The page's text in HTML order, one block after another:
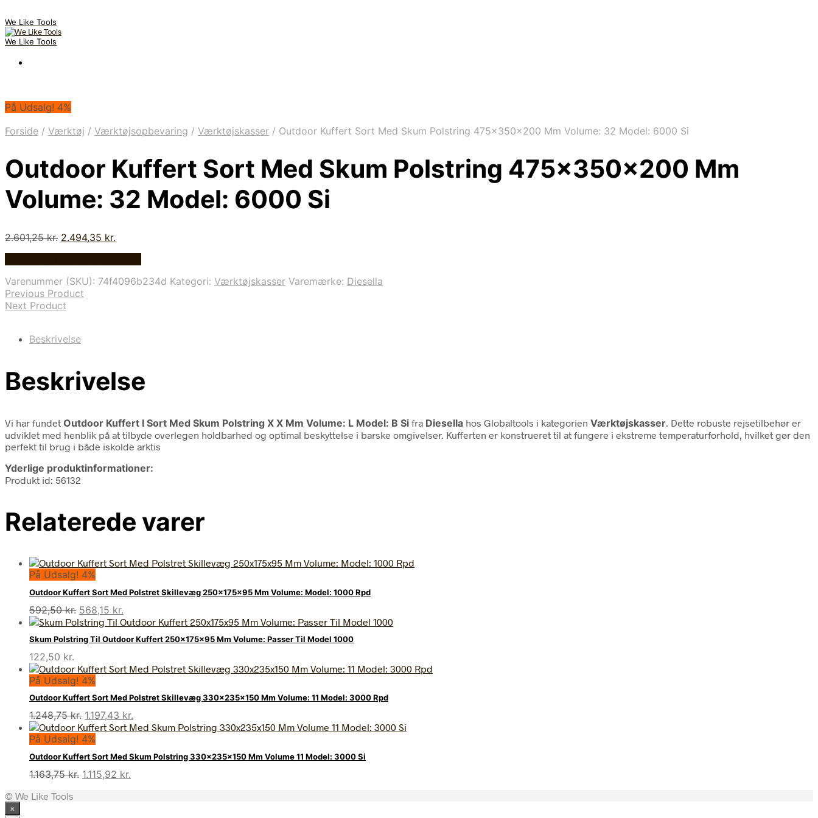
We Like Tools
We Like Tools
På Udsalg! 4%
Forside / Værktøj / Værktøjsopbevaring / Værktøjskasser / Outdoor Kuffert Sort Med Skum Polstring 475x350x200 Mm Volume: 32 Model: 6000 Si
Outdoor Kuffert Sort Med Skum Polstring 475x350x200 Mm
Volume: 32 Model: 6000 Si
2.601,25kr. Den
2.601,25 kr..
2.494,35 kr.
2.494,35 kr..
Varenummer (SKU): 74f4096b234d Kategori: Værktøjskasser Varemærke: Diesella
Previous Product
Next Product
Beskrivelse
Beskrivelse
Vi har fundet Outdoor Kuffert I Sort Med Skum Polstring X X Mm Volume: L Model: B Si fra Diesella hos Globaltools i kategorien Værktøjskasser . Dette robuste rejsetilbehør er
udviklet med henblik på at tilbyde overlegen holdbarhed og optimal beskyttelse i barske omgivelser. Kufferten er konstrueret til at fungere i ekstreme temperaturforhold, hvilket gør den
perfekt til brug i både iskolde arktis
Yderlige produktinformationer:
Produkt id: 56132
Relaterede varer
På Udsalg! 4%
Outdoor Kuffert Sort Med Polstret Skillevæg 250x175x95 Mm Volume: Model: 1000 Rpd
592,50kr. Den
oprindelige
pris
var:
568,15 kr.
aktuelle
pris
er:
Skum Polstring Til Outdoor Kuffert 250x175x95 Mm Volume: Passer Til Model 1000
122,50 kr.
På Udsalg! 4%
Outdoor Kuffert Sort Med Polstret Skillevæg 330x235x150 Mm Volume: 11 Model: 3000 Rpd
1.248,75kr. Den
oprindelige
pris
var:
1.248,75 kr..
1.197,43 kr.
aktuelle
er:
1.197,43 kr..
På Udsalg! 4%
Outdoor Kuffert Sort Med Skum Polstring 330x235x150 Mm Volume 11 Model: 3000 Si
1.163,75kr. Den
1.115,92 kr.
© We Like Tools
×